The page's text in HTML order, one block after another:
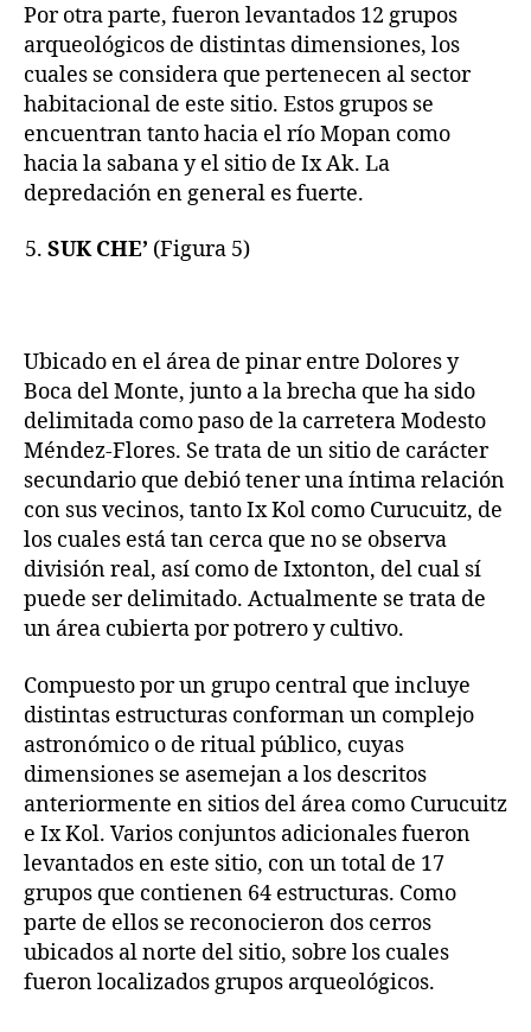
Por otra parte, fueron levantados 12 grupos
arqueológicos de distintas dimensiones, los
cuales se considera que pertenecen al sector
habitacional de este sitio. Estos grupos se
encuentran tanto hacia el río Mopan como
hacia la sabana y el sitio de Ix Ak. La
depredación en general es fuerte.
SUK CHE’ (Figura 5)
Ubicado en el área de pinar entre Dolores y
Boca del Monte, junto a la brecha que ha sido
delimitada como paso de la carretera Modesto
Méndez-Flores. Se trata de un sitio de carácter
secundario que debió tener una íntima relación
con sus vecinos, tanto Ix Kol como Curucuitz, de
los cuales está tan cerca que no se observa
división real, así como de Ixtonton, del cual sí
puede ser delimitado. Actualmente se trata de
un área cubierta por potrero y cultivo.
Compuesto por un grupo central que incluye
distintas estructuras conforman un complejo
astronómico o de ritual público, cuyas
dimensiones se asemejan a los descritos
anteriormente en sitios del área como Curucuitz
e Ix Kol. Varios conjuntos adicionales fueron
levantados en este sitio, con un total de 17
grupos que contienen 64 estructuras. Como
parte de ellos se reconocieron dos cerros
ubicados al norte del sitio, sobre los cuales
fueron localizados grupos arqueológicos.